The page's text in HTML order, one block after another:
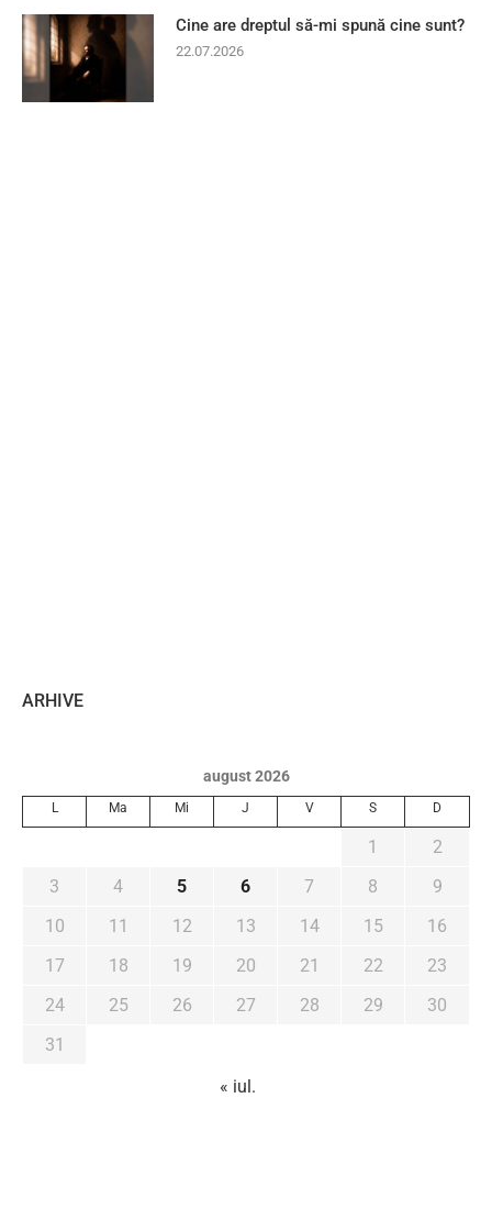
Cine are dreptul să-mi spună cine sunt?
22.07.2026
ARHIVE
august 2026
L Ma Mi J V S D
1
2
3
4 5 6 7 8
9
10
11 12 13 14 15
16
17
18 19 20 21 22
23
24
25 26 27 28 29
30
31
« iul.